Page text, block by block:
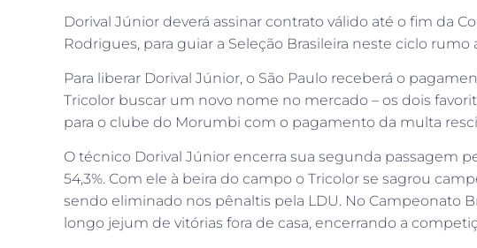
Dorival Júnior deverá assinar contrato válido até o fim da
Rodrigues, para guiar a Seleção Brasileira neste ciclo rumo
Para liberar Dorival Júnior, o São Paulo receberá o
Tricolor buscar um novo nome no mercado – os dois
para o clube do Morumbi com o pagamento da multa
O técnico Dorival Júnior encerra sua segunda passagem
54,3%. Com ele à beira do campo o Tricolor se sagrou
sendo eliminado nos pênaltis pela LDU. No Campeonato
longo jejum de vitórias fora de casa, encerrando a